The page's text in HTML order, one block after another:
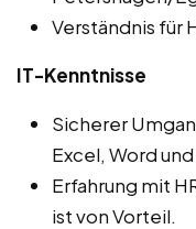
Verständnis für
IT-Kenntnisse
Sicherer
Excel, Word
Erfahrung mit
ist von Vorteil.